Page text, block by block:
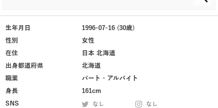
生年月日
1996-07-16 (30歳)
性別
女性
在住
日本 北海道
出身都道府県
北海道
職業
パート・アルバイト
身長
161cm
SNS
なし
なし